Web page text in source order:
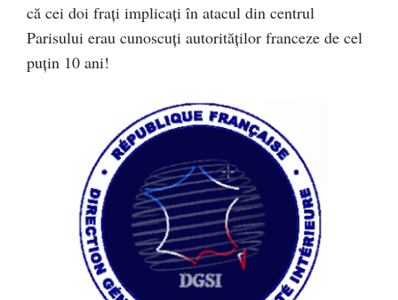
că cei doi frați implicați în atacul din centrul
Parisului erau cunoscuți autorităților franceze de cel
puțin 10 ani!